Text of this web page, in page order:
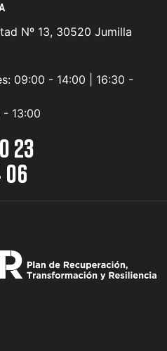
Nº 13, 30520 Jumilla
09:00 - 14:00 | 16:30 -
- 13:00
23
06